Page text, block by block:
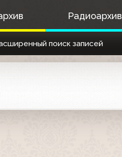
Радиоархив
поиск записей